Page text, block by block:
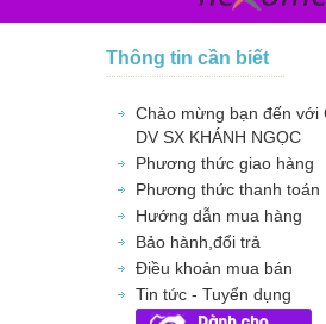
Thông tin cần biết
Chào mừng bạn đến với
DV SX KHÁNH NGỌC
Phương thức giao hàng
Phương thức thanh toán
Hướng dẫn mua hàng
Bảo hành,đổi trả
Điều khoản mua bán
Tin tức - Tuyển dụng